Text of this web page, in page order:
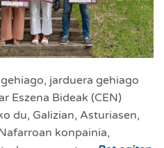
jarduera gehiago
Eszena Bideak (CEN)
du, Galizian, Asturiasen,
konpainia,